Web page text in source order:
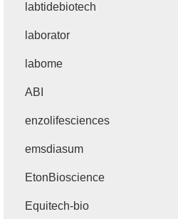
labtidebiotech
laborator
labome
ABI
enzolifesciences
emsdiasum
EtonBioscience
Equitech-bio